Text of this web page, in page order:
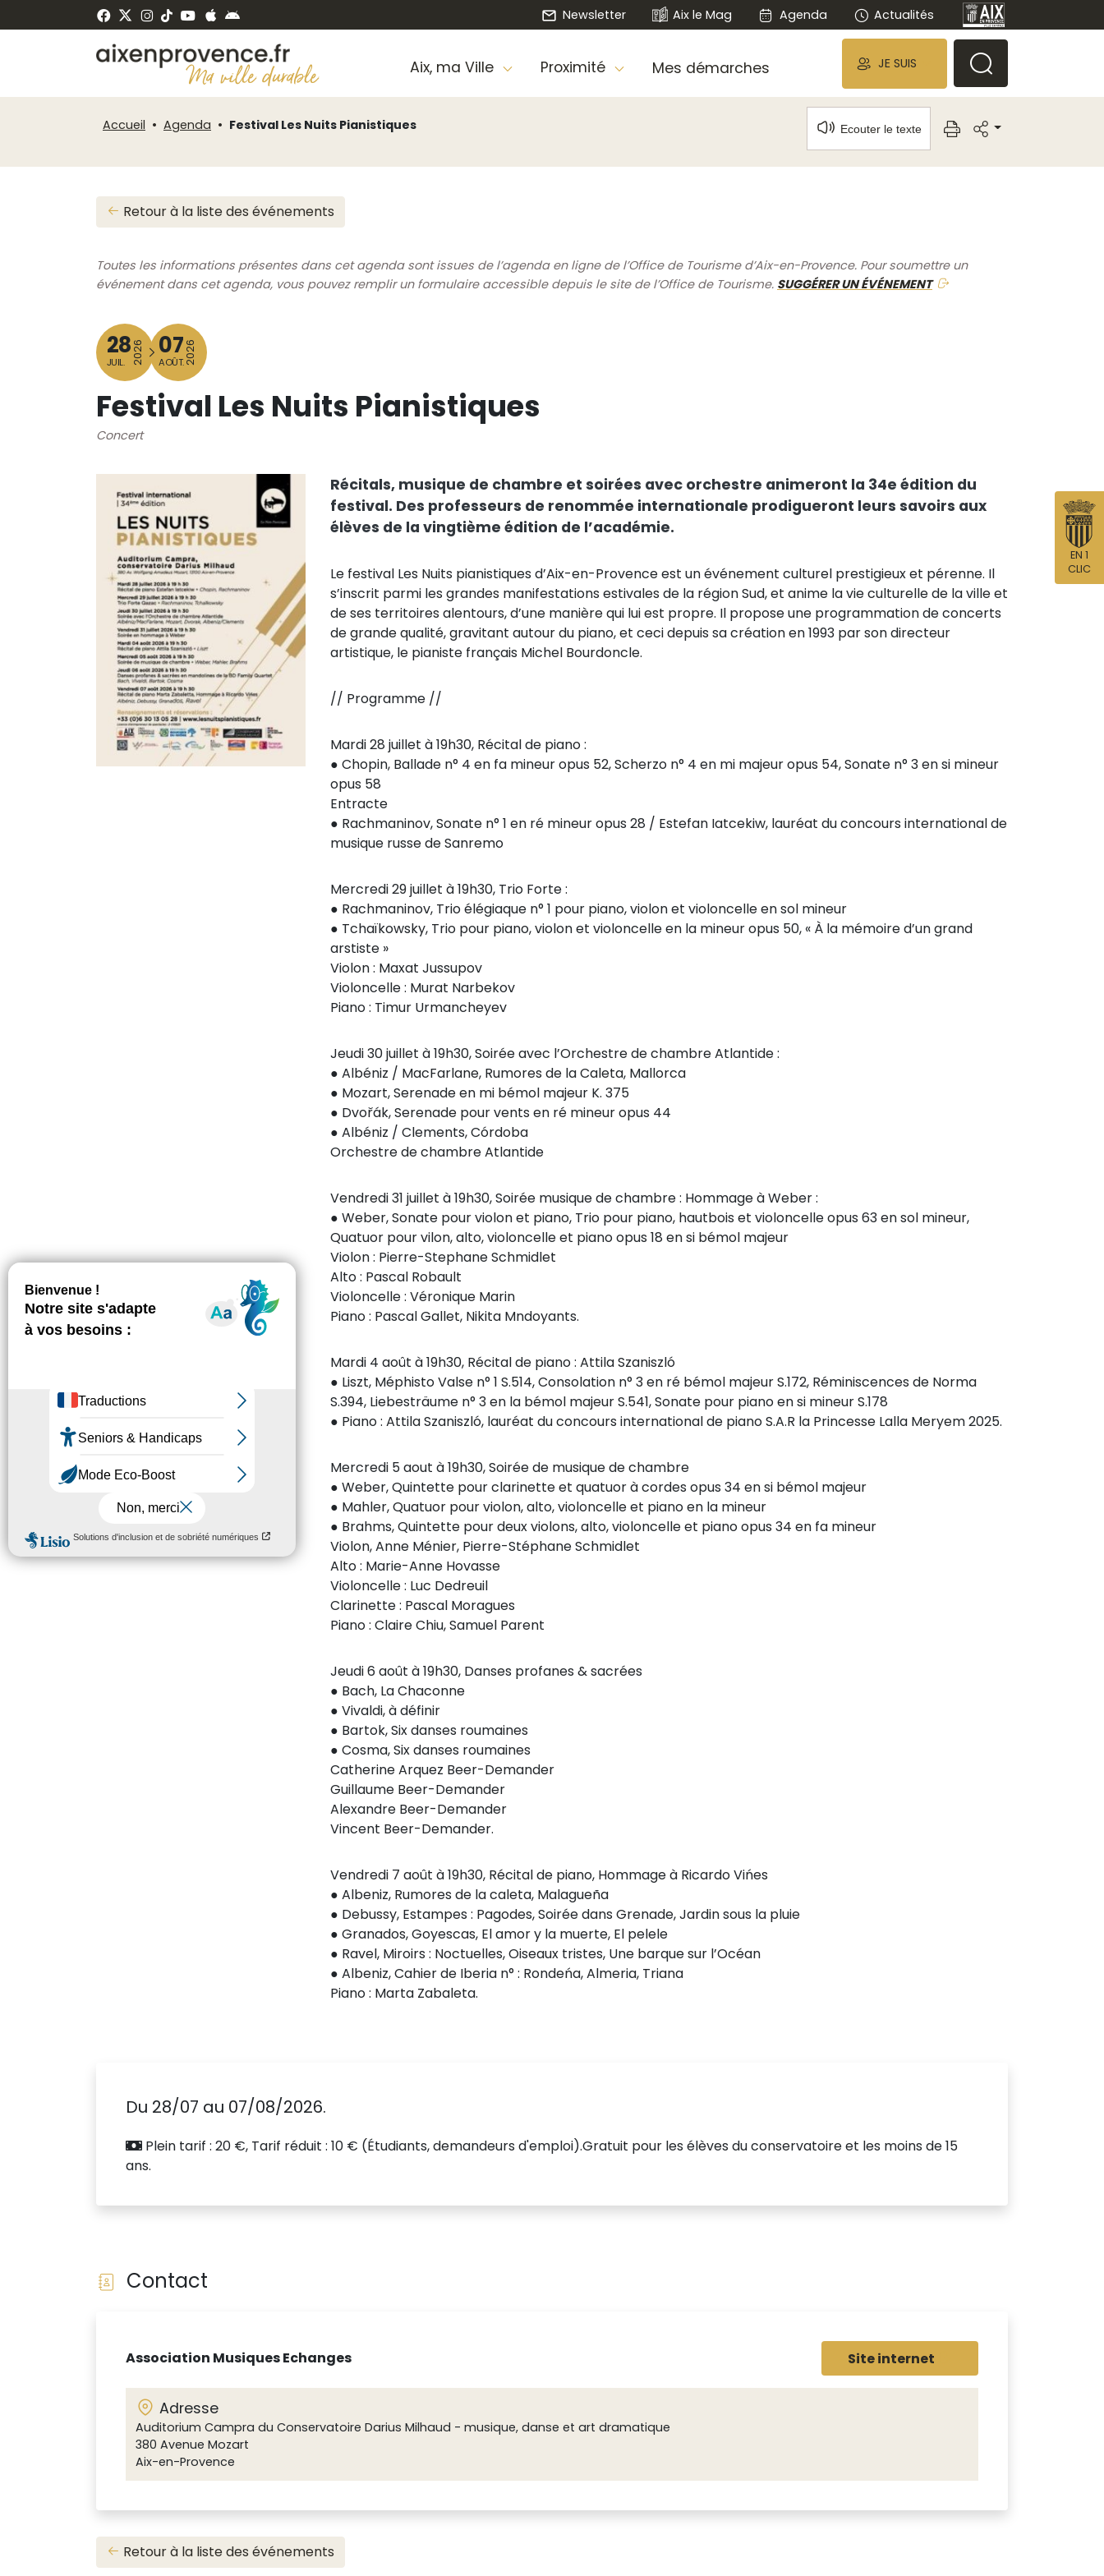
Newsletter Aix le Mag Agenda Actualités
Aix, ma Ville Proximité Mes démarches JE SUIS
Accueil Agenda Festival Les Nuits Pianistiques Ecouter le texte
Retour à la liste des événements
Toutes les informations présentes dans cet agenda sont issues de l’agenda en ligne de l’Office de Tourisme d’Aix-en-Provence. Pour soumettre un
événement dans cet agenda, vous pouvez remplir un formulaire accessible depuis le site de l’Office de Tourisme. SUGGÉRER UN ÉVÉNEMENT
28
JUIL. 2026 07
AOÛT.2026
Festival Les Nuits Pianistiques
Concert
Récitals, musique de chambre et soirées avec orchestre animeront la 34e édition du
festival. Des professeurs de renommée internationale prodigueront leurs savoirs aux
élèves de la vingtième édition de l’académie.
Le festival Les Nuits pianistiques d’Aix-en-Provence est un événement culturel prestigieux et pérenne. Il
s’inscrit parmi les grandes manifestations estivales de la région Sud, et anime la vie culturelle de la ville et
de ses territoires alentours, d’une manière qui lui est propre. Il propose une programmation de concerts
de grande qualité, gravitant autour du piano, et ceci depuis sa création en 1993 par son directeur
artistique, le pianiste français Michel Bourdoncle.
// Programme //
Mardi 28 juillet à 19h30, Récital de piano :
● Chopin, Ballade n° 4 en fa mineur opus 52, Scherzo n° 4 en mi majeur opus 54, Sonate n° 3 en si mineur
opus 58
Entracte
● Rachmaninov, Sonate n° 1 en ré mineur opus 28 / Estefan Iatcekiw, lauréat du concours international de
musique russe de Sanremo
Mercredi 29 juillet à 19h30, Trio Forte :
● Rachmaninov, Trio élégiaque n° 1 pour piano, violon et violoncelle en sol mineur
● Tchaïkowsky, Trio pour piano, violon et violoncelle en la mineur opus 50, « À la mémoire d’un grand
arstiste »
Violon : Maxat Jussupov
Violoncelle : Murat Narbekov
Piano : Timur Urmancheyev
Jeudi 30 juillet à 19h30, Soirée avec l’Orchestre de chambre Atlantide :
● Albéniz / MacFarlane, Rumores de la Caleta, Mallorca
● Mozart, Serenade en mi bémol majeur K. 375
● Dvořák, Serenade pour vents en ré mineur opus 44
● Albéniz / Clements, Córdoba
Orchestre de chambre Atlantide
Vendredi 31 juillet à 19h30, Soirée musique de chambre : Hommage à Weber :
● Weber, Sonate pour violon et piano, Trio pour piano, hautbois et violoncelle opus 63 en sol mineur,
Quatuor pour vilon, alto, violoncelle et piano opus 18 en si bémol majeur
Violon : Pierre-Stephane Schmidlet
Alto : Pascal Robault
Violoncelle : Véronique Marin
Piano : Pascal Gallet, Nikita Mndoyants.
Mardi 4 août à 19h30, Récital de piano : Attila Szaniszló
● Liszt, Méphisto Valse n° 1 S.514, Consolation n° 3 en ré bémol majeur S.172, Réminiscences de Norma
S.394, Liebesträume n° 3 en la bémol majeur S.541, Sonate pour piano en si mineur S.178
● Piano : Attila Szaniszló, lauréat du concours international de piano S.A.R la Princesse Lalla Meryem 2025.
Mercredi 5 aout à 19h30, Soirée de musique de chambre
● Weber, Quintette pour clarinette et quatuor à cordes opus 34 en si bémol majeur
● Mahler, Quatuor pour violon, alto, violoncelle et piano en la mineur
● Brahms, Quintette pour deux violons, alto, violoncelle et piano opus 34 en fa mineur
Violon, Anne Ménier, Pierre-Stéphane Schmidlet
Alto : Marie-Anne Hovasse
Violoncelle : Luc Dedreuil
Clarinette : Pascal Moragues
Piano : Claire Chiu, Samuel Parent
Jeudi 6 août à 19h30, Danses profanes & sacrées
● Bach, La Chaconne
● Vivaldi, à définir
● Bartok, Six danses roumaines
● Cosma, Six danses roumaines
Catherine Arquez Beer-Demander
Guillaume Beer-Demander
Alexandre Beer-Demander
Vincent Beer-Demander.
Vendredi 7 août à 19h30, Récital de piano, Hommage à Ricardo Vińes
● Albeniz, Rumores de la caleta, Malagueña
● Debussy, Estampes : Pagodes, Soirée dans Grenade, Jardin sous la pluie
● Granados, Goyescas, El amor y la muerte, El pelele
● Ravel, Miroirs : Noctuelles, Oiseaux tristes, Une barque sur l’Océan
● Albeniz, Cahier de Iberia n° : Rondeńa, Almeria, Triana
Piano : Marta Zabaleta.
Du 28/07 au 07/08/2026.
Plein tarif : 20 €, Tarif réduit : 10 € (Étudiants, demandeurs d'emploi).Gratuit pour les élèves du conservatoire et les moins de 15
ans.
Contact
Association Musiques Echanges Site internet
Adresse
Auditorium Campra du Conservatoire Darius Milhaud - musique, danse et art dramatique
380 Avenue Mozart
Aix-en-Provence
Retour à la liste des événements
EN 1
CLIC
de
Panneau de gestion des cookies